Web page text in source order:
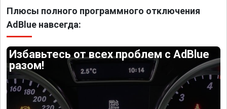
Плюсы полного программного отключения
AdBlue навсегда:
Избавьтесь от всех проблем с AdBlue
разом!